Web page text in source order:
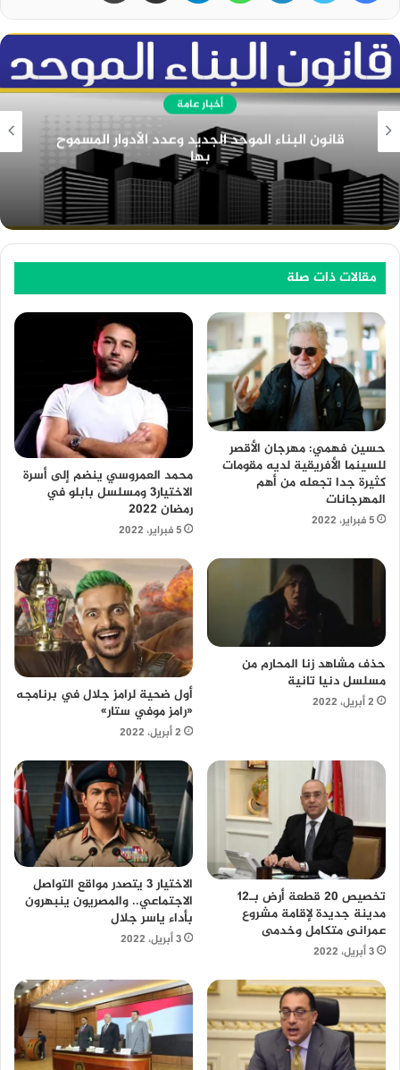
أخبار عامة
قانون البناء الموحد الجديد وعدد الأدوار المسموح
بها
مقالات ذات صلة
حسين فهمي: مهرجان الأقصر
للسينما الأفريقية لديه مقومات
كثيرة جدا تجعله من أهم
المهرجانات
5 فبراير، 2022
محمد العمروسي ينضم إلى أسرة
الاختيار3 ومسلسل بابلو في
رمضان 2022
5 فبراير، 2022
حذف مشاهد زنا المحارم من
مسلسل دنيا تانية
2 أبريل، 2022
أول ضحية لرامز جلال في برنامجه
«رامز موفي ستار»
2 أبريل، 2022
تخصيص 20 قطعة أرض بـ12
مدينة جديدة لإقامة مشروع
عمرانى متكامل وخدمى
3 أبريل، 2022
الاختيار 3 يتصدر مواقع التواصل
الاجتماعي.. والمصريون ينبهرون
بأداء ياسر جلال
3 أبريل، 2022